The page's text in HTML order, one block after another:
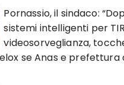
Pornassio, il sindaco:
sistemi intelligenti per
videosorveglianza,
se Anas e prefettura